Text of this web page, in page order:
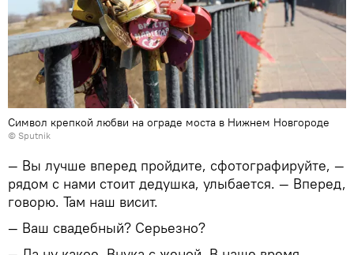
Символ крепкой любви на ограде моста в Нижнем Новгороде
© Sputnik
— Вы лучше вперед пройдите, сфотографируйте, —
рядом с нами стоит дедушка, улыбается. — Вперед,
говорю. Там наш висит.
— Ваш свадебный? Серьезно?